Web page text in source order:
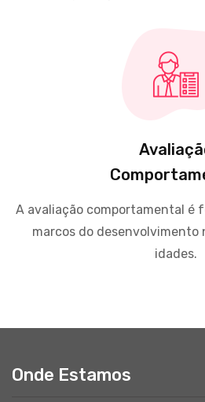
A avaliação comportamental é
marcos do desenvolvimento
idades.
Onde Estamos